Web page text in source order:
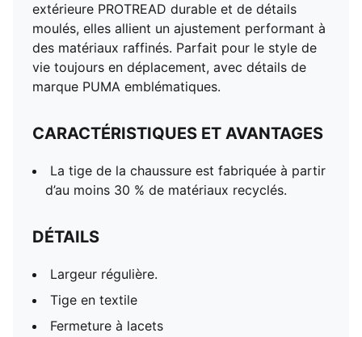
extérieure PROTREAD durable et de détails
moulés, elles allient un ajustement performant à
des matériaux raffinés. Parfait pour le style de
vie toujours en déplacement, avec détails de
marque PUMA emblématiques.
CARACTÉRISTIQUES ET AVANTAGES
La tige de la chaussure est fabriquée à partir
d’au moins 30 % de matériaux recyclés.
DÉTAILS
Largeur régulière.
Tige en textile
Fermeture à lacets